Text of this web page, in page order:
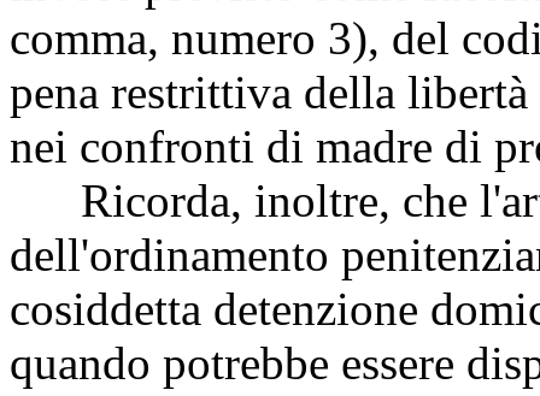
comma, numero 3), del
pena restrittiva della libertà
nei confronti di madre di
Ricorda, inoltre, che
dell'ordinamento
cosiddetta detenzione
quando potrebbe essere